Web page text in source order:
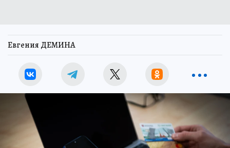
Евгения ДЕМИНА